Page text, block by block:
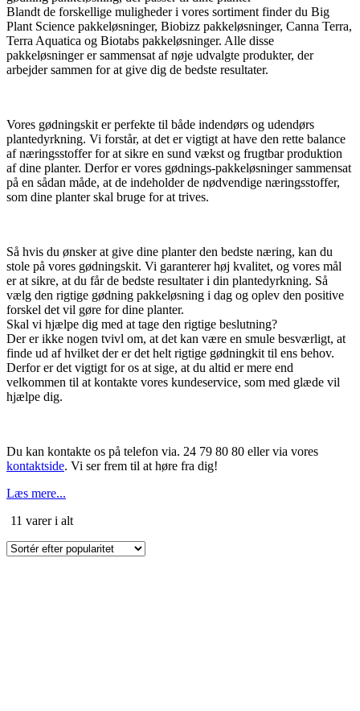
Blandt de forskellige muligheder i vores sortiment finder du Big
Plant Science pakkeløsninger, Biobizz pakkeløsninger, Canna Terra,
Terra Aquatica og Biotabs pakkeløsninger. Alle disse
pakkeløsninger er sammensat af nøje udvalgte produkter, der
arbejder sammen for at give dig de bedste resultater.
Vores gødningskit er perfekte til både indendørs og udendørs
plantedyrkning. Vi forstår, at det er vigtigt at have den rette balance
af næringsstoffer for at sikre en sund vækst og frugtbar produktion
af dine planter. Derfor er vores gødnings-pakkeløsninger sammensat
på en sådan måde, at de indeholder de nødvendige næringsstoffer,
som dine planter skal bruge for at trives.
Så hvis du ønsker at give dine planter den bedste næring, kan du
stole på vores gødningskit. Vi garanterer høj kvalitet, og vores mål
er at sikre, at du får de bedste resultater i din plantedyrkning. Så
vælg den rigtige gødning pakkeløsning i dag og oplev den positive
forskel det vil gøre for dine planter.
Skal vi hjælpe dig med at tage den rigtige beslutning?
Der er ikke nogen tvivl om, at det kan være en smule besværligt, at
finde ud af hvilket der er det helt rigtige gødningkit til ens behov.
Derfor er det vigtigt for os at sige, at du altid er mere end
velkommen til at kontakte vores kundeservice, som med glæde vil
hjælpe dig.
Du kan kontakte os på telefon via. 24 79 80 80 eller via vores
kontaktside. Vi ser frem til at høre fra dig!
Læs mere...
11 varer i altSorteret
popularitet